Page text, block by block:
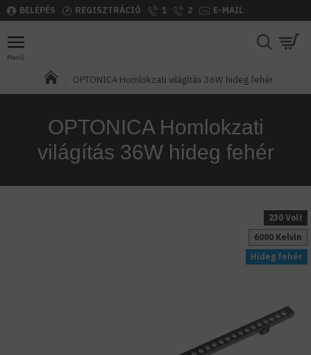
BELÉPÉS REGISZTRÁCIÓ 1 2 E-MAIL
OPTONICA Homlokzati világítás 36W hideg fehér
OPTONICA Homlokzati
világítás 36W hideg fehér
Hideg fehér
230 Volt
6000 Kelvin